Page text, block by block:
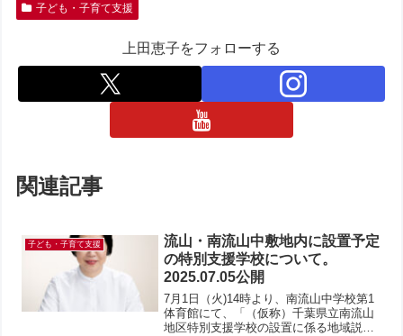
子ども・子育て支援
上田恵子をフォローする
関連記事
子ども・子育て支援
流山・南流山中敷地内に設置予定
の特別支援学校について。
2025.07.05公開
7月1日（火)14時より、南流山中学校第1
体育館にて、「（仮称）千葉県立南流山
地区特別支援学校の設置に係る地域説明